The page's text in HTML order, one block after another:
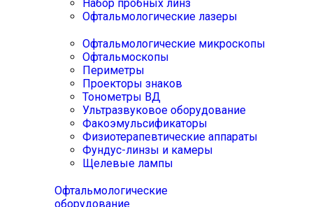
Набор пробных линз
Офтальмологические лазеры
Офтальмологические микроскопы
Офтальмоскопы
Периметры
Проекторы знаков
Тонометры ВД
Ультразвуковое оборудование
Факоэмульсификаторы
Физиотерапевтические аппараты
Фундус-линзы и камеры
Щелевые лампы
Офтальмологические
оборудование